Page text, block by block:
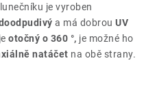
je vyroben
a má dobrou UV
otočný o 360 °, je možné ho
natáčet na obě strany.